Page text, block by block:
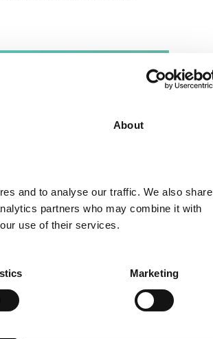
About
and to analyse our traffic. We also share
partners who may combine it with
use of their services.
Marketing